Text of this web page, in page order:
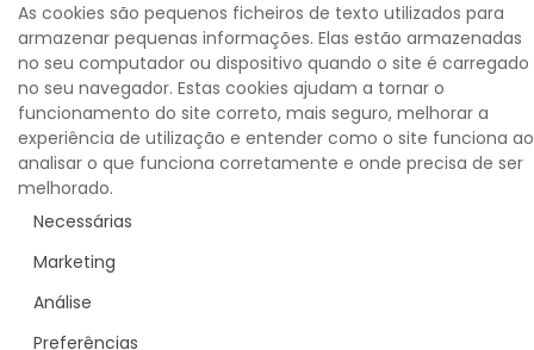
As cookies são pequenos ficheiros de texto utilizados para
armazenar pequenas informações. Elas estão armazenadas
no seu computador ou dispositivo quando o site é carregado
no seu navegador. Estas cookies ajudam a tornar o
funcionamento do site correto, mais seguro, melhorar a
experiência de utilização e entender como o site funciona ao
analisar o que funciona corretamente e onde precisa de ser
melhorado.
Necessárias
Marketing
Análise
Preferências